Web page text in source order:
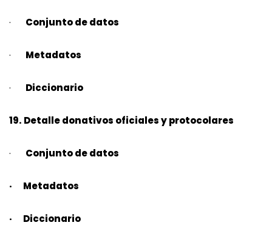
· Conjunto de datos
· Metadatos
· Diccionario
19. Detalle donativos oficiales y protocolares
· Conjunto de datos
· Metadatos
· Diccionario